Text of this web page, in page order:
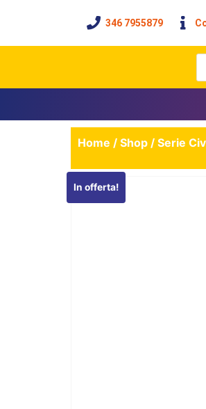
346 7955879
Home / Shop / Serie
In offerta!